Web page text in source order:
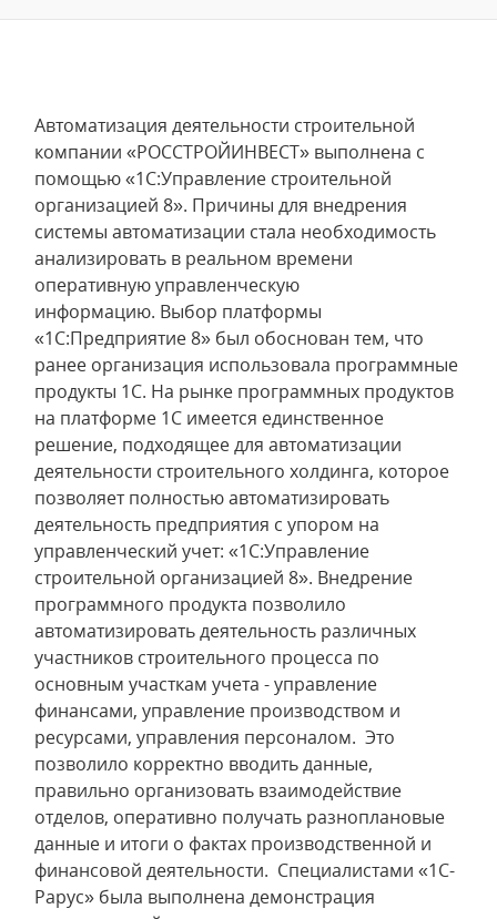
Автоматизация деятельности строительной
компании «РОССТРОЙИНВЕСТ» выполнена с
помощью «1С:Управление строительной
организацией 8». Причины для внедрения
системы автоматизации стала необходимость
анализировать в реальном времени
оперативную управленческую
информацию. Выбор платформы
«1С:Предприятие 8» был обоснован тем, что
ранее организация использовала программные
продукты 1С. На рынке программных продуктов
на платформе 1С имеется единственное
решение, подходящее для автоматизации
деятельности строительного холдинга, которое
позволяет полностью автоматизировать
деятельность предприятия с упором на
управленческий учет: «1С:Управление
строительной организацией 8». Внедрение
программного продукта позволило
автоматизировать деятельность различных
участников строительного процесса по
основным участкам учета - управление
финансами, управление производством и
ресурсами, управления персоналом. Это
позволило корректно вводить данные,
правильно организовать взаимодействие
отделов, оперативно получать разноплановые
данные и итоги о фактах производственной и
финансовой деятельности. Специалистами «1С-
Рарус» была выполнена демонстрация